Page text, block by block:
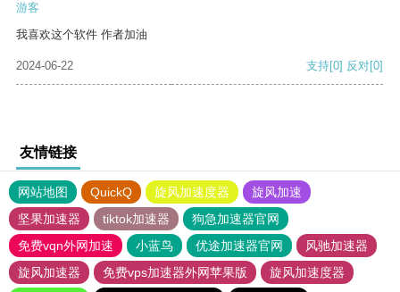
游客
我喜欢这个软件 作者加油
2024-06-22 支持[0] 反对[0]
友情链接
网站地图 QuickQ 旋风加速度器
旋风加速
坚果加速器
tiktok加速器
狗急加速器官网
免费vqn外网加速
小蓝鸟 优途加速器官网
风驰加速器
旋风加速器
免费vps加速器外网苹果版 旋风加速度器